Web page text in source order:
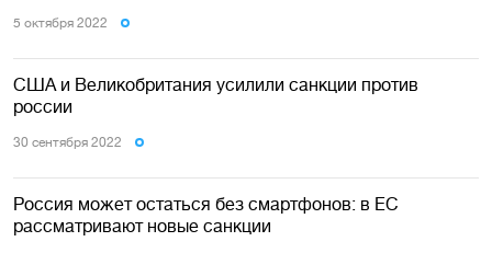
5 октября 2022
США и Великобритания усилили санкции против
россии
30 сентября 2022
Россия может остаться без смартфонов: в ЕС
рассматривают новые санкции